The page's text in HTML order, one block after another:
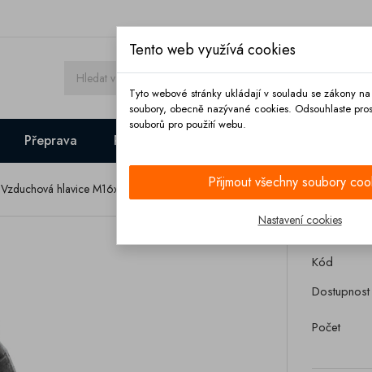
Přeprava Platba
Vzduchová hlavice M16x1,5 červená pevná
Kód
Dostupnost
Počet
Tento web využívá cookies
Tyto webové stránky ukládají v souladu se zákony
soubory, obecně nazývané cookies. Odsouhlaste
souborů pro použití webu.
Přijmout všechny soubory
Nastavení cookies